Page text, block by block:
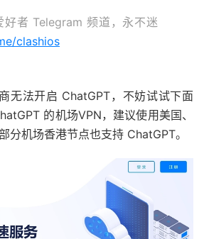
好者 Telegram 频道，永不迷
clashios
无法开启 ChatGPT，不妨试试下面
的机场VPN，建议使用美国、
分机场香港节点也支持 ChatGPT。